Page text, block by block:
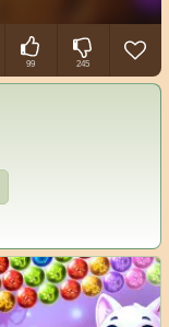
99 245